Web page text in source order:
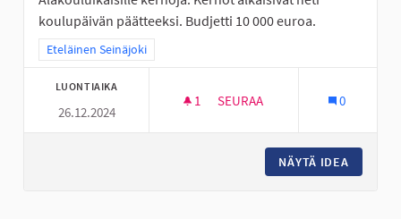
koulupäivän päätteeksi. Budjetti 10 000 euroa.
Rajaa tulokset teeman mukaan: Eteläinen Seinäjoki
Eteläinen Seinäjoki
LUONTIAIKA
26.12.2024
1 1 SEURAAJA
SEURAA 0
NÄYTÄ IDEA